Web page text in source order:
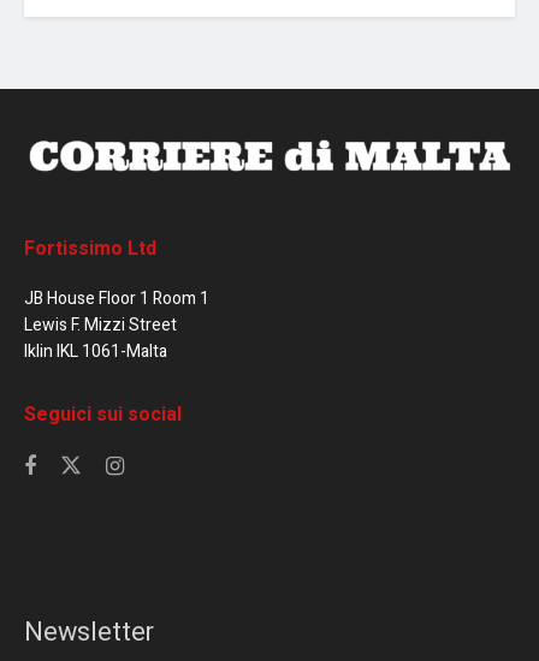
Fortissimo Ltd
JB House Floor 1 Room 1
Lewis F. Mizzi Street
Iklin IKL 1061-Malta
Seguici sui social
Newsletter